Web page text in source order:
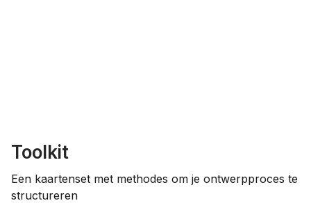
Toolkit
Een kaartenset met methodes om je ontwerpproces te
structureren